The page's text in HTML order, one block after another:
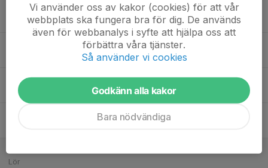
Tor
Lör
Vi använder oss av kakor (cookies) för att vår
webbplats ska fungera bra för dig. De används
även för webbanalys i syfte att hjälpa oss att
förbättra våra tjänster.
Så använder vi cookies
Godkänn alla kakor
Bara nödvändiga